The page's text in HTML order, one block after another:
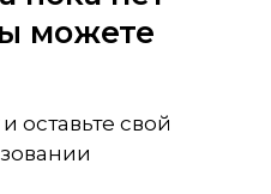
можете
оставьте свой